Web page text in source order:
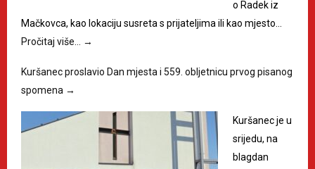
o Radek iz
Mačkovca, kao lokaciju susreta s prijateljima ili kao mjesto…
Pročitaj više… →
Kuršanec proslavio Dan mjesta i 559. obljetnicu prvog pisanog
spomena →
Kuršanec je u
srijedu, na
blagdan